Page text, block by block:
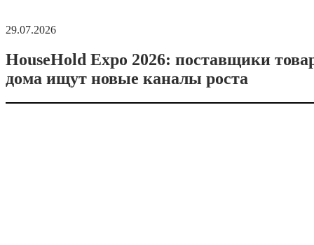
29.07.2026
HouseHold Expo 2026: поставщики
дома ищут новые каналы роста